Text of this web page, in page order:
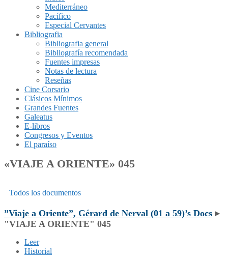
Mediterráneo
Pacífico
Especial Cervantes
Bibliografia
Bibliografia general
Bibliografía recomendada
Fuentes impresas
Notas de lectura
Reseñas
Cine Corsario
Clásicos Mínimos
Grandes Fuentes
Galeatus
E-libros
Congresos y Eventos
El paraíso
«VIAJE A ORIENTE» 045
Todos los documentos
”Viaje a Oriente”, Gérard de Nerval (01 a 59)’s Docs ▸
"VIAJE A ORIENTE" 045
Leer
Historial